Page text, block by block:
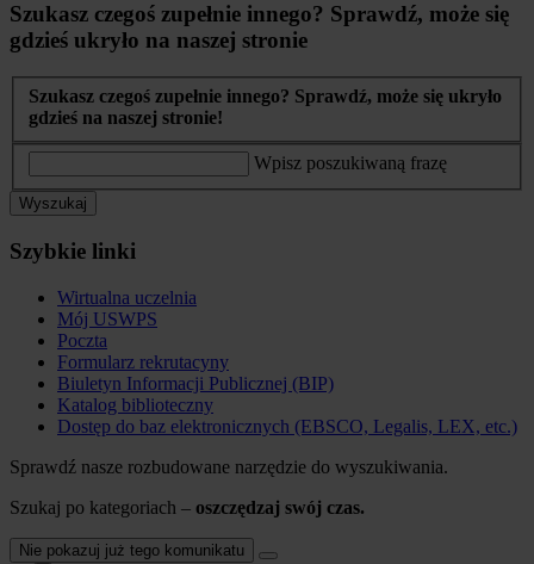
Szukasz czegoś zupełnie innego? Sprawdź, może się
gdzieś ukryło na naszej stronie
Szukasz czegoś zupełnie innego? Sprawdź, może się ukryło
gdzieś na naszej stronie!
Wpisz poszukiwaną frazę
Wyszukaj
Szybkie linki
Wirtualna uczelnia
Mój USWPS
Poczta
Formularz rekrutacyny
Biuletyn Informacji Publicznej (BIP)
Katalog biblioteczny
Dostęp do baz elektronicznych (EBSCO, Legalis, LEX, etc.)
Sprawdź nasze rozbudowane narzędzie do wyszukiwania.
Szukaj po kategoriach – oszczędzaj swój czas.
Nie pokazuj już tego komunikatu